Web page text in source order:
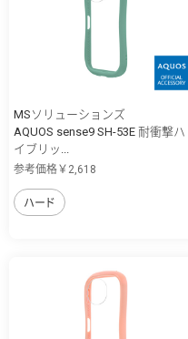
MSソリューションズ
AQUOS sense9 SH-53E 耐衝撃ハ
イブリッ...
参考価格￥2,618
ハード